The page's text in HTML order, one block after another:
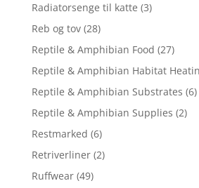
Radiatorsenge til katte (3)
Reb og tov (28)
Reptile & Amphibian Food (27)
Reptile & Amphibian Habitat
Reptile & Amphibian Substrates (6)
Reptile & Amphibian Supplies (2)
Restmarked (6)
Retriverliner (2)
Ruffwear (49)